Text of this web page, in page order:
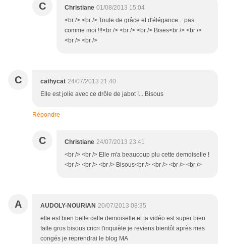
C Christiane 01/08/2013 15:04
<br /> <br /> Toute de grâce et d'élégance... pas
comme moi !!!<br /> <br /> <br /> Bises<br /> <br />
<br /> <br />
C cathycat 24/07/2013 21:40
Elle est jolie avec ce drôle de jabot !... Bisous
Répondre
C Christiane 24/07/2013 23:41
<br /> <br /> Elle m'a beaucoup plu cette demoiselle !
<br /> <br /> <br /> Bisous<br /> <br /> <br /> <br />
A AUDOLY-NOURIAN 20/07/2013 08:35
elle est bien belle cette demoiselle et ta vidéo est super bien
faite gros bisous cricri t'inquiète je reviens bientôt après mes
congés je reprendrai le blog MA